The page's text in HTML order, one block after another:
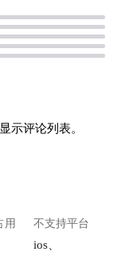
示评论列表。
用 不支持平台
ios、